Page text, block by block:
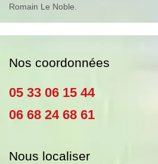
Romain Le Noble.
Nos coordonnées
05 33 06 15 44
06 68 24 68 61
Nous localiser